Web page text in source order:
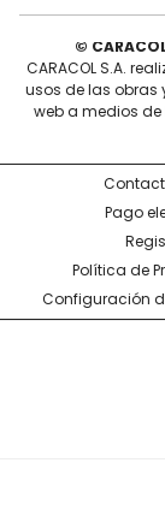
©
CARACOL S.A.
usos de las obras
web a medios
Pago
Política de
Configuración